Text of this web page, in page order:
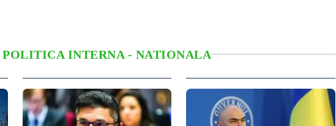
POLITICA INTERNA - NATIONALA